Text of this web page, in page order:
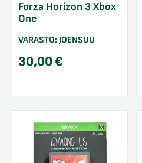
Forza Horizon 3 Xbox
One
VARASTO: JOENSUU
30,00€